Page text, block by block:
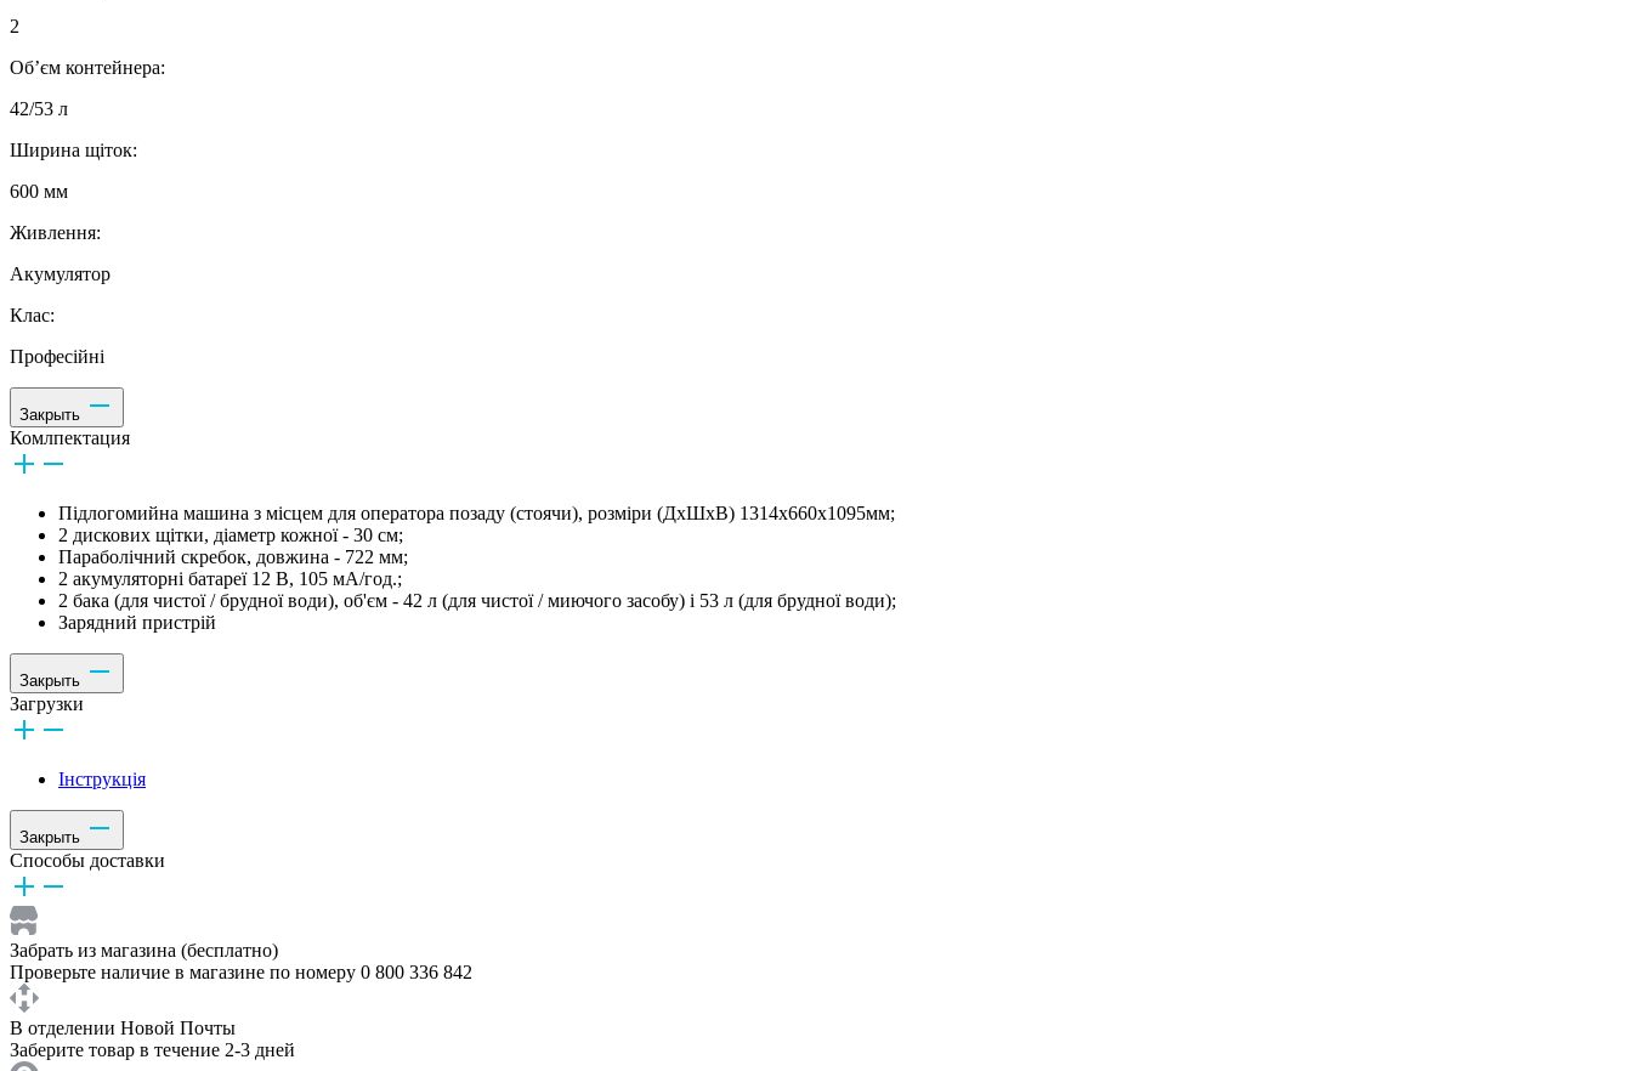
2
Об’єм контейнера:
42/53 л
Ширина щіток:
600 мм
Живлення:
Акумулятор
Клас:
Професійні
Закрыть
Комлпектация
Підлогомийна машина з місцем для оператора позаду (стоячи), розміри (ДхШхВ) 1314x660x1095мм;
2 дискових щітки, діаметр кожної - 30 см;
Параболічний скребок, довжина - 722 мм;
2 акумуляторні батареї 12 В, 105 мА/год.;
2 бака (для чистої / брудної води), об'єм - 42 л (для чистої / миючого засобу) і 53 л (для брудної води);
Зарядний пристрій
Закрыть
Загрузки
Інструкція
Закрыть
Способы доставки
Забрать из магазина (бесплатно)
Проверьте наличие в магазине по номеру 0 800 336 842
В отделении Новой Почты
Заберите товар в течение 2-3 дней